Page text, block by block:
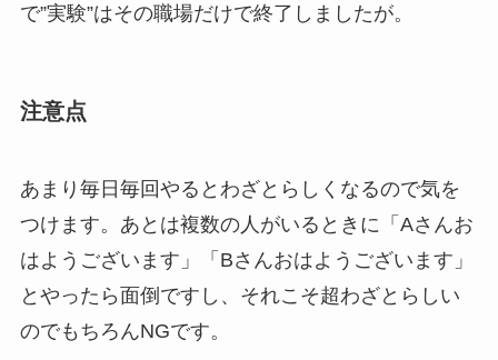
で”実験”はその職場だけで終了しましたが。
注意点
あまり毎日毎回やるとわざとらしくなるので気を
つけます。あとは複数の人がいるときに「Aさんお
はようございます」「Bさんおはようございます」
とやったら面倒ですし、それこそ超わざとらしい
のでもちろんNGです。